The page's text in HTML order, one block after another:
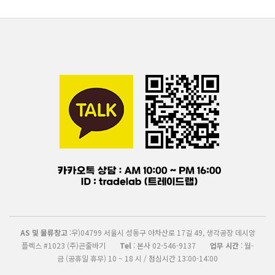
AS 및 물류창고:우)04799 서울시 성동구 아차산로 17길 49, 생각공장 데시앙
플렉스 #1023 (주)곤줄바기
Tel : 본사 02-546-9137 업무 시간 : 월-
금 (공휴일 휴무) 10 ~ 18 시 / 점심시간 13:00-14:00